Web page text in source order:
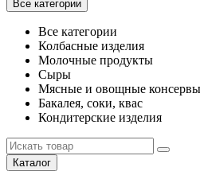
Все категории
Все категории
Колбасные изделия
Молочные продукты
Сыры
Мясные и овощные консервы
Бакалея, соки, квас
Кондитерские изделия
Каталог